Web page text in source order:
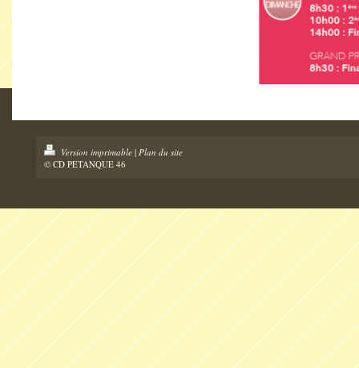
Version imprimable | Plan du site
© CD PETANQUE 46